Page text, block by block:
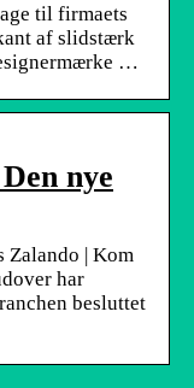
til firmaets
af slidstærk
…
nye
| Kom
har
besluttet